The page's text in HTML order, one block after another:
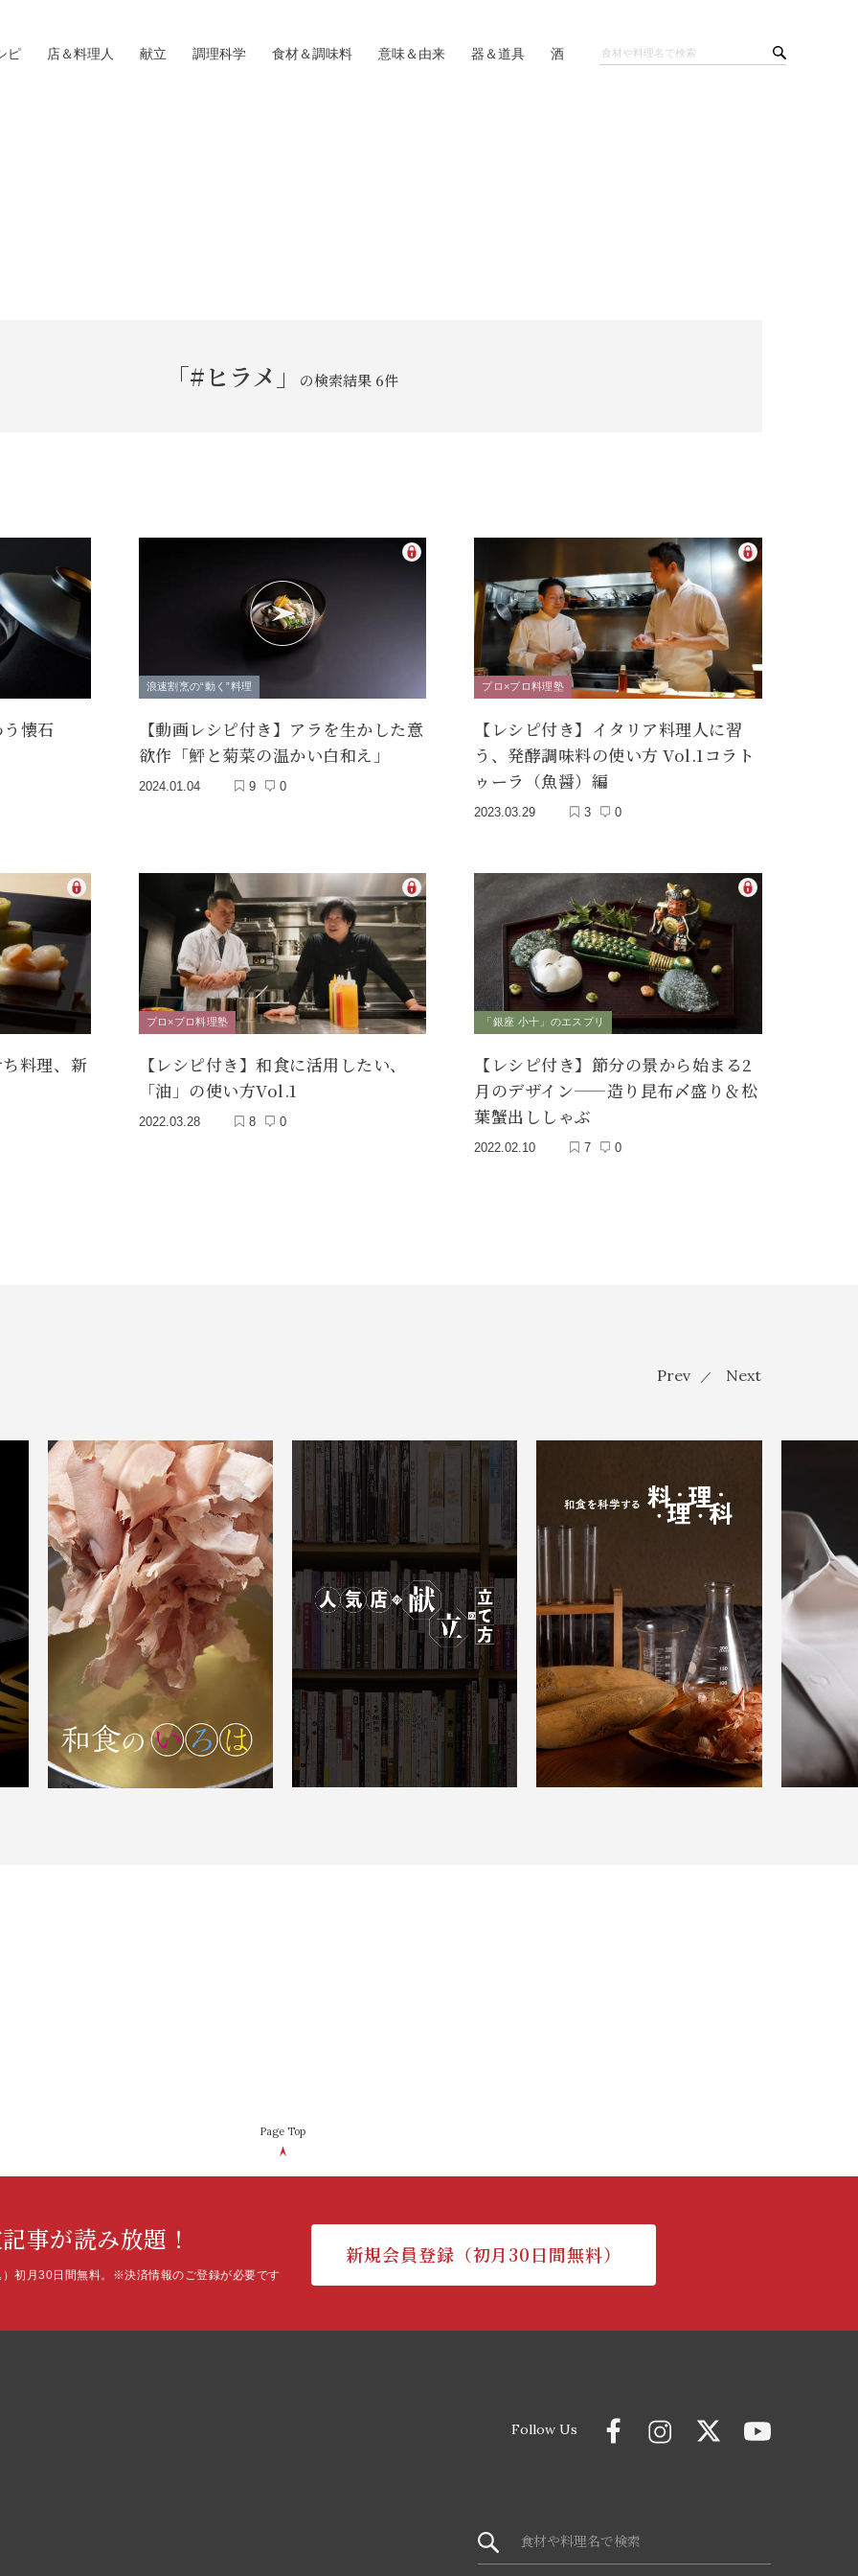
ピ 店＆料理人 献立 調理科学 食材＆調味料 意味＆由来 器＆道具 酒
「#ヒラメ」 の検索結果 6件
懐石
浪速割烹の“動く”料理
【動画レシピ付き】アラを生かした意
欲作「鮃と菊菜の温かい白和え」
2024.01.04 9 0
プロ×プロ料理塾
【レシピ付き】イタリア料理人に習
う、発酵調味料の使い方 Vol.1コラト
ゥーラ（魚醤）編
2023.03.29 3 0
料理、新
プロ×プロ料理塾
【レシピ付き】和食に活用したい、
「油」の使い方Vol.1
2022.03.28 8 0
「銀座 小十」のエスプリ
【レシピ付き】節分の景から始まる2
月のデザイン——造り昆布〆盛り＆松
葉蟹出ししゃぶ
2022.02.10 7 0
Prev ／ Next
Page Top
事が読み放題！
初月30日間無料。 ※決済情報のご登録が必要です
新規会員登録（初月30日間無料）
Follow Us